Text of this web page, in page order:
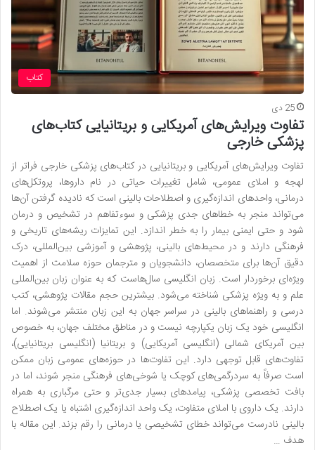
کتاب
25 دی
تفاوت ویرایش‌های آمریکایی و بریتانیایی کتاب‌های
پزشکی خارجی
تفاوت ویرایش‌های آمریکایی و بریتانیایی در کتاب‌های پزشکی خارجی فراتر از
لهجه و املای عمومی، شامل تغییرات حیاتی در نام داروها، پروتکل‌های
درمانی، واحدهای اندازه‌گیری و اصطلاحات بالینی است که نادیده گرفتن آن‌ها
می‌تواند منجر به خطاهای جدی پزشکی و سوءتفاهم در تشخیص و درمان
شود و حتی ایمنی بیمار را به خطر اندازد. این تمایزات ریشه‌های تاریخی و
فرهنگی دارند و در محیط‌های بالینی، پژوهشی و آموزشی بین‌المللی، درک
دقیق آن‌ها برای متخصصان، دانشجویان و مترجمان حوزه سلامت از اهمیت
ویژه‌ای برخوردار است. زبان انگلیسی سال‌هاست که به عنوان زبان بین‌المللی
علم و به ویژه پزشکی شناخته می‌شود. بیشترین حجم مقالات پژوهشی، کتب
درسی و راهنماهای بالینی در سراسر جهان به این زبان منتشر می‌شوند. اما
انگلیسی خود یک زبان یکپارچه نیست و در مناطق مختلف جهان، به خصوص
بین آمریکای شمالی (انگلیسی آمریکایی) و بریتانیا (انگلیسی بریتانیایی)،
تفاوت‌های قابل توجهی دارد. این تفاوت‌ها در حوزه‌های عمومی زبان ممکن
است صرفاً به سردرگمی‌های کوچک یا شوخی‌های فرهنگی منجر شوند، اما در
بافت تخصصی پزشکی، پیامدهای بسیار جدی‌تر و حتی مرگباری به همراه
دارند. یک داروی با املای متفاوت، یک واحد اندازه‌گیری اشتباه یا یک اصطلاح
بالینی نادرست می‌تواند خطای تشخیصی یا درمانی را رقم بزند. این مقاله با
هدف …